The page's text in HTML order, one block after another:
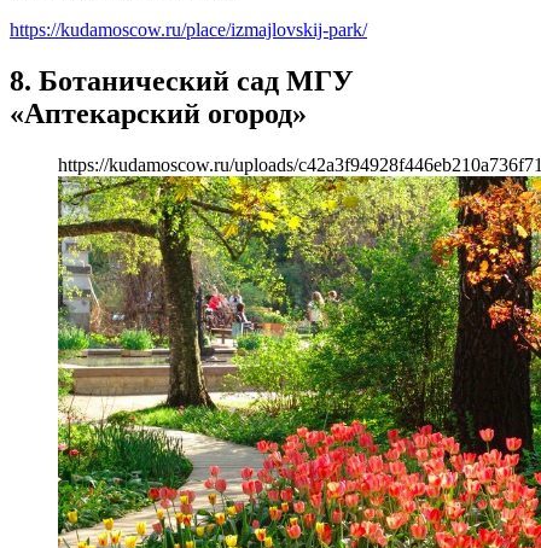
https://kudamoscow.ru/place/izmajlovskij-park/
8. Ботанический сад МГУ
«Аптекарский огород»
https://kudamoscow.ru/uploads/